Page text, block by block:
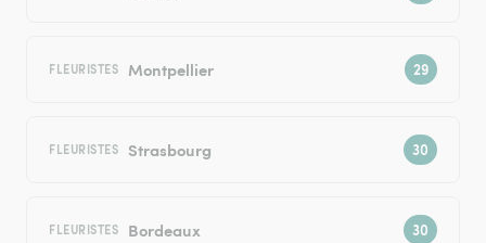
FLEURISTES Montpellier
FLEURISTES Strasbourg
FLEURISTES Bordeaux